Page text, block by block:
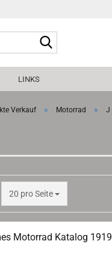
LINKS
Verkauf » Motorrad » J
20 pro Seite
pro Seite
Motorrad Katalog 1919